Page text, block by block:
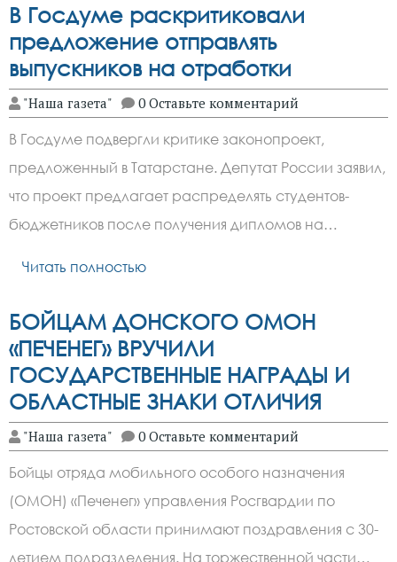
В Госдуме раскритиковали
предложение отправлять
выпускников на отработки
"Наша газета" 0 Оставьте комментарий
В Госдуме подвергли критике законопроект,
предложенный в Татарстане. Депутат России заявил,
что проект предлагает распределять студентов-
бюджетников после получения дипломов на…
Читать полностью
БОЙЦАМ ДОНСКОГО ОМОН
«ПЕЧЕНЕГ» ВРУЧИЛИ
ГОСУДАРСТВЕННЫЕ НАГРАДЫ И
ОБЛАСТНЫЕ ЗНАКИ ОТЛИЧИЯ
"Наша газета" 0 Оставьте комментарий
Бойцы отряда мобильного особого назначения
(ОМОН) «Печенег» управления Росгвардии по
Ростовской области принимают поздравления с 30-
летием подразделения. На торжественной части…